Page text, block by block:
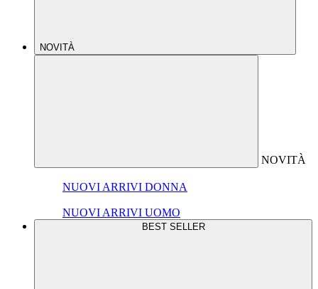
NOVITÀ
NOVITÀ
NUOVI ARRIVI DONNA
NUOVI ARRIVI UOMO
BEST SELLER